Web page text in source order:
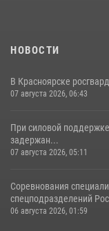
НОВОСТИ
В Красноярске
07 августа 2026, 06:43
При силовой
задержан...
07 августа 2026, 05:11
Соревнования
спецподразделений
06 августа 2026, 01:59